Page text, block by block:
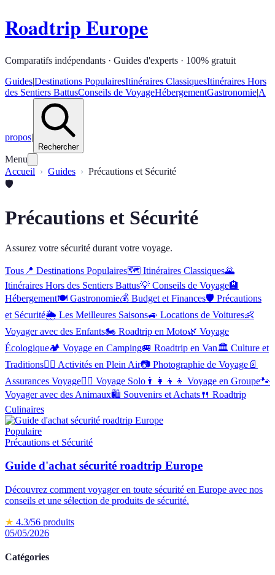
Roadtrip Europe
Comparatifs indépendants · Guides d'experts · 100% gratuit
Guides|Destinations PopulairesItinéraires ClassiquesItinéraires Hors
des Sentiers BattusConseils de VoyageHébergementGastronomie|A
propos|
Rechercher
Menu
Accueil
Guides
Précautions et Sécurité
🛡️
Précautions et Sécurité
Assurez votre sécurité durant votre voyage.
Tous 📍 Destinations Populaires🗺️ Itinéraires Classiques🌄
Itinéraires Hors des Sentiers Battus💡 Conseils de Voyage🏨
Hébergement🍽️ Gastronomie💰 Budget et Finances🛡️ Précautions
et Sécurité🌦️ Les Meilleures Saisons🚙 Locations de Voitures👶
Voyager avec des Enfants🏍️ Roadtrip en Moto🌿 Voyage
Écologique🏕️ Voyage en Camping🚐 Roadtrip en Van🏛️ Culture et
Traditions🚴‍♂️ Activités en Plein Air📷 Photographie de Voyage 📄
Assurances Voyage🧍‍♂️ Voyage Solo 👨‍👩‍👦‍👦 Voyage en Groupe🐾
Voyager avec des Animaux🛍️ Souvenirs et Achats🍴 Roadtrip
Culinaires
Populaire
Précautions et Sécurité
Guide d'achat sécurité roadtrip Europe
Découvrez comment voyager en toute sécurité en Europe avec nos
conseils et une sélection de produits de sécurité.
★ 4.3/56 produits
05/05/2026
Catégories